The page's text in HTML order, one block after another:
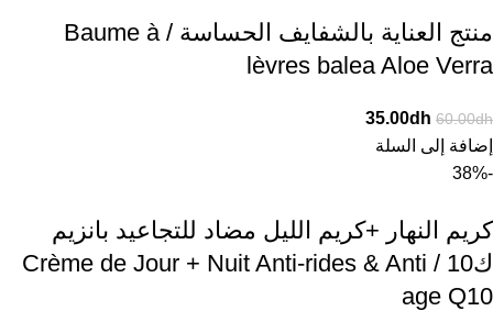
منتج العناية بالشفايف الحساسة / Baume à
lèvres balea Aloe Verra
60.00dh
35.00dh
إضافة إلى السلة
-38%
كريم النهار +كريم الليل مضاد للتجاعيد بانزيم
ك10 / Crème de Jour + Nuit Anti-rides & Anti
age Q10